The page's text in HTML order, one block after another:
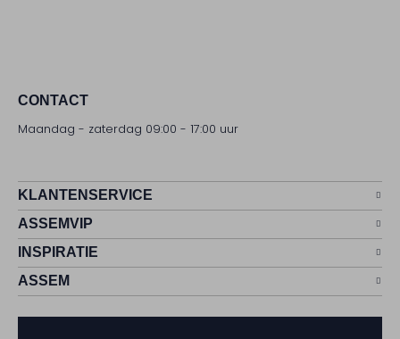
CONTACT
Maandag - zaterdag 09:00 - 17:00 uur
KLANTENSERVICE
ASSEMVIP
INSPIRATIE
ASSEM